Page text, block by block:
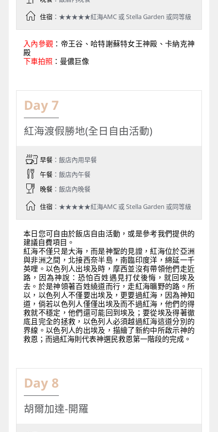
住宿：★★★★★紅海AMC 或 Stella Garden 或同等級
入內參觀 ：帝王谷、哈特謝蘇特女王神殿、卡納克神
殿
下車拍照 ：曼儂巨像
Day 7
紅海渡假勝地(全日自由活動)
早餐：飯店內用早餐
午餐：飯店內午餐
晚餐：飯店內晚餐
住宿：★★★★★紅海AMC 或 Stella Garden 或同等級
本日您可自由於飯店自由活動，或是參考我們提供的
建議自費項目。
紅海不僅只是大海，而是神聖的見證，紅海位於亞洲
與非洲之間，北接西奈半島，南臨印度洋，綿延一千
英哩。以色列人出埃及時，摩西並沒有帶領他們走近
路，因為神說：恐怕百姓遇見打仗後悔，就回埃及
去。於是神領著百姓繞道而行，走紅海曠野的路。所
以，以色列人不僅要出埃及，更要過紅海，因為神知
道，倘若以色列人僅僅出埃及而不過紅海，他們的得
救就不穩定，他們還可能回到埃及；要從埃及得著徹
底且完全的拯救，以色列人必須越過紅海這道分別的
界線。以色列人的出埃及，描繪了新約中所啟示神的
救恩；而過紅海則代表神選民救恩第一階段的完成。
Day 8
胡爾加達-開羅